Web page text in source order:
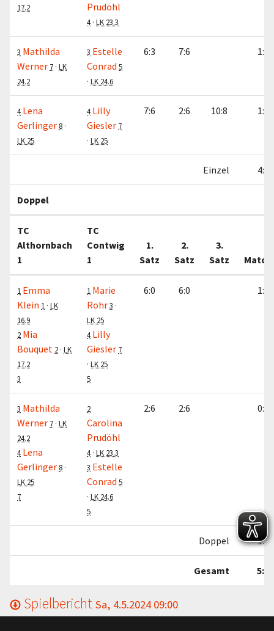
17.2
Prudöhl
4 · LK 23.3
3 Mathilda
Werner 7 · LK
24.2
3 Estelle
Conrad 5
· LK 24.6
6:3 7:6 1:0
4 Lena
Gerlinger 8 ·
LK 25
4 Lilly
Giesler 7
· LK 25
7:6 2:6 10:8 1:0
Einzel 4:0
Doppel
TC
Althornbach
1
TC
Contwig
1
1.
Satz
2.
Satz
3.
Satz
1 Emma
Klein 1 · LK
16.9
2 Mia
Bouquet 2 · LK
17.2
3
1 Marie
Rohr3 ·
LK 25
4 Lilly
Giesler 7
· LK 25
5
6:0 6:0 1:0
3 Mathilda
Werner 7 · LK
24.2
4 Lena
Gerlinger 8 ·
LK 25
7
2
Carolina
Prudöhl
4 · LK 23.3
3 Estelle
Conrad 5
· LK 24.6
5
2:6 2:6 0:1
Doppel 1:1
Gesamt 5:1
Spielbericht Sa, 4.5.2024 09:00